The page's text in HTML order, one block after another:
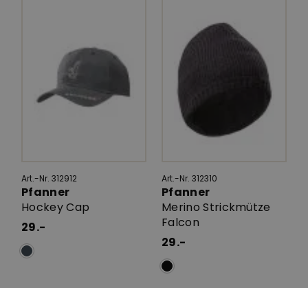
Art.-Nr. 312912
Pfanner
Hockey Cap
29.-
Art.-Nr. 312310
Pfanner
Merino Strickmütze
Falcon
29.-